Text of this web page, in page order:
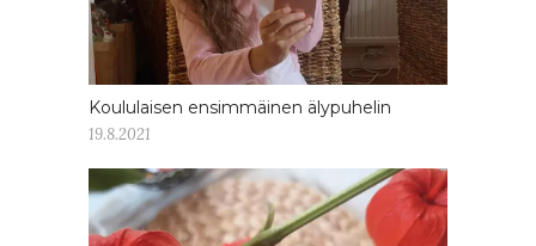
Koululaisen ensimmäinen älypuhelin
19.8.2021